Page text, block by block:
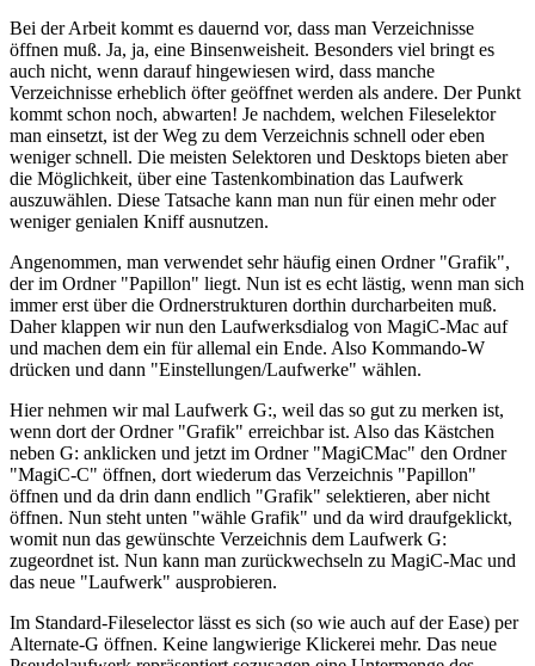
Bei der Arbeit kommt es dauernd vor, dass man Verzeichnisse
öffnen muß. Ja, ja, eine Binsenweisheit. Besonders viel bringt es
auch nicht, wenn darauf hingewiesen wird, dass manche
Verzeichnisse erheblich öfter geöffnet werden als andere. Der Punkt
kommt schon noch, abwarten! Je nachdem, welchen Fileselektor
man einsetzt, ist der Weg zu dem Verzeichnis schnell oder eben
weniger schnell. Die meisten Selektoren und Desktops bieten aber
die Möglichkeit, über eine Tastenkombination das Laufwerk
auszuwählen. Diese Tatsache kann man nun für einen mehr oder
weniger genialen Kniff ausnutzen.
Angenommen, man verwendet sehr häufig einen Ordner "Grafik",
der im Ordner "Papillon" liegt. Nun ist es echt lästig, wenn man sich
immer erst über die Ordnerstrukturen dorthin durcharbeiten muß.
Daher klappen wir nun den Laufwerksdialog von MagiC-Mac auf
und machen dem ein für allemal ein Ende. Also Kommando-W
drücken und dann "Einstellungen/Laufwerke" wählen.
Hier nehmen wir mal Laufwerk G:, weil das so gut zu merken ist,
wenn dort der Ordner "Grafik" erreichbar ist. Also das Kästchen
neben G: anklicken und jetzt im Ordner "MagiCMac" den Ordner
"MagiC-C" öffnen, dort wiederum das Verzeichnis "Papillon"
öffnen und da drin dann endlich "Grafik" selektieren, aber nicht
öffnen. Nun steht unten "wähle Grafik" und da wird draufgeklickt,
womit nun das gewünschte Verzeichnis dem Laufwerk G:
zugeordnet ist. Nun kann man zurückwechseln zu MagiC-Mac und
das neue "Laufwerk" ausprobieren.
Im Standard-Fileselector lässt es sich (so wie auch auf der Ease) per
Alternate-G öffnen. Keine langwierige Klickerei mehr. Das neue